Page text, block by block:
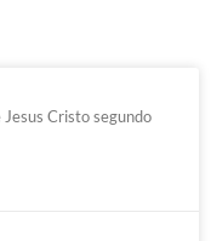
Cristo segundo